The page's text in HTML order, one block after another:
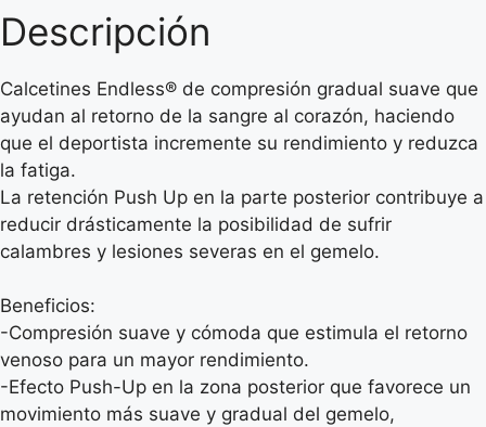
Descripción
Calcetines Endless® de compresión gradual suave que
ayudan al retorno de la sangre al corazón, haciendo
que el deportista incremente su rendimiento y reduzca
la fatiga.
La retención Push Up en la parte posterior contribuye a
reducir drásticamente la posibilidad de sufrir
calambres y lesiones severas en el gemelo.
Beneficios:
-Compresión suave y cómoda que estimula el retorno
venoso para un mayor rendimiento.
-Efecto Push-Up en la zona posterior que favorece un
movimiento más suave y gradual del gemelo,